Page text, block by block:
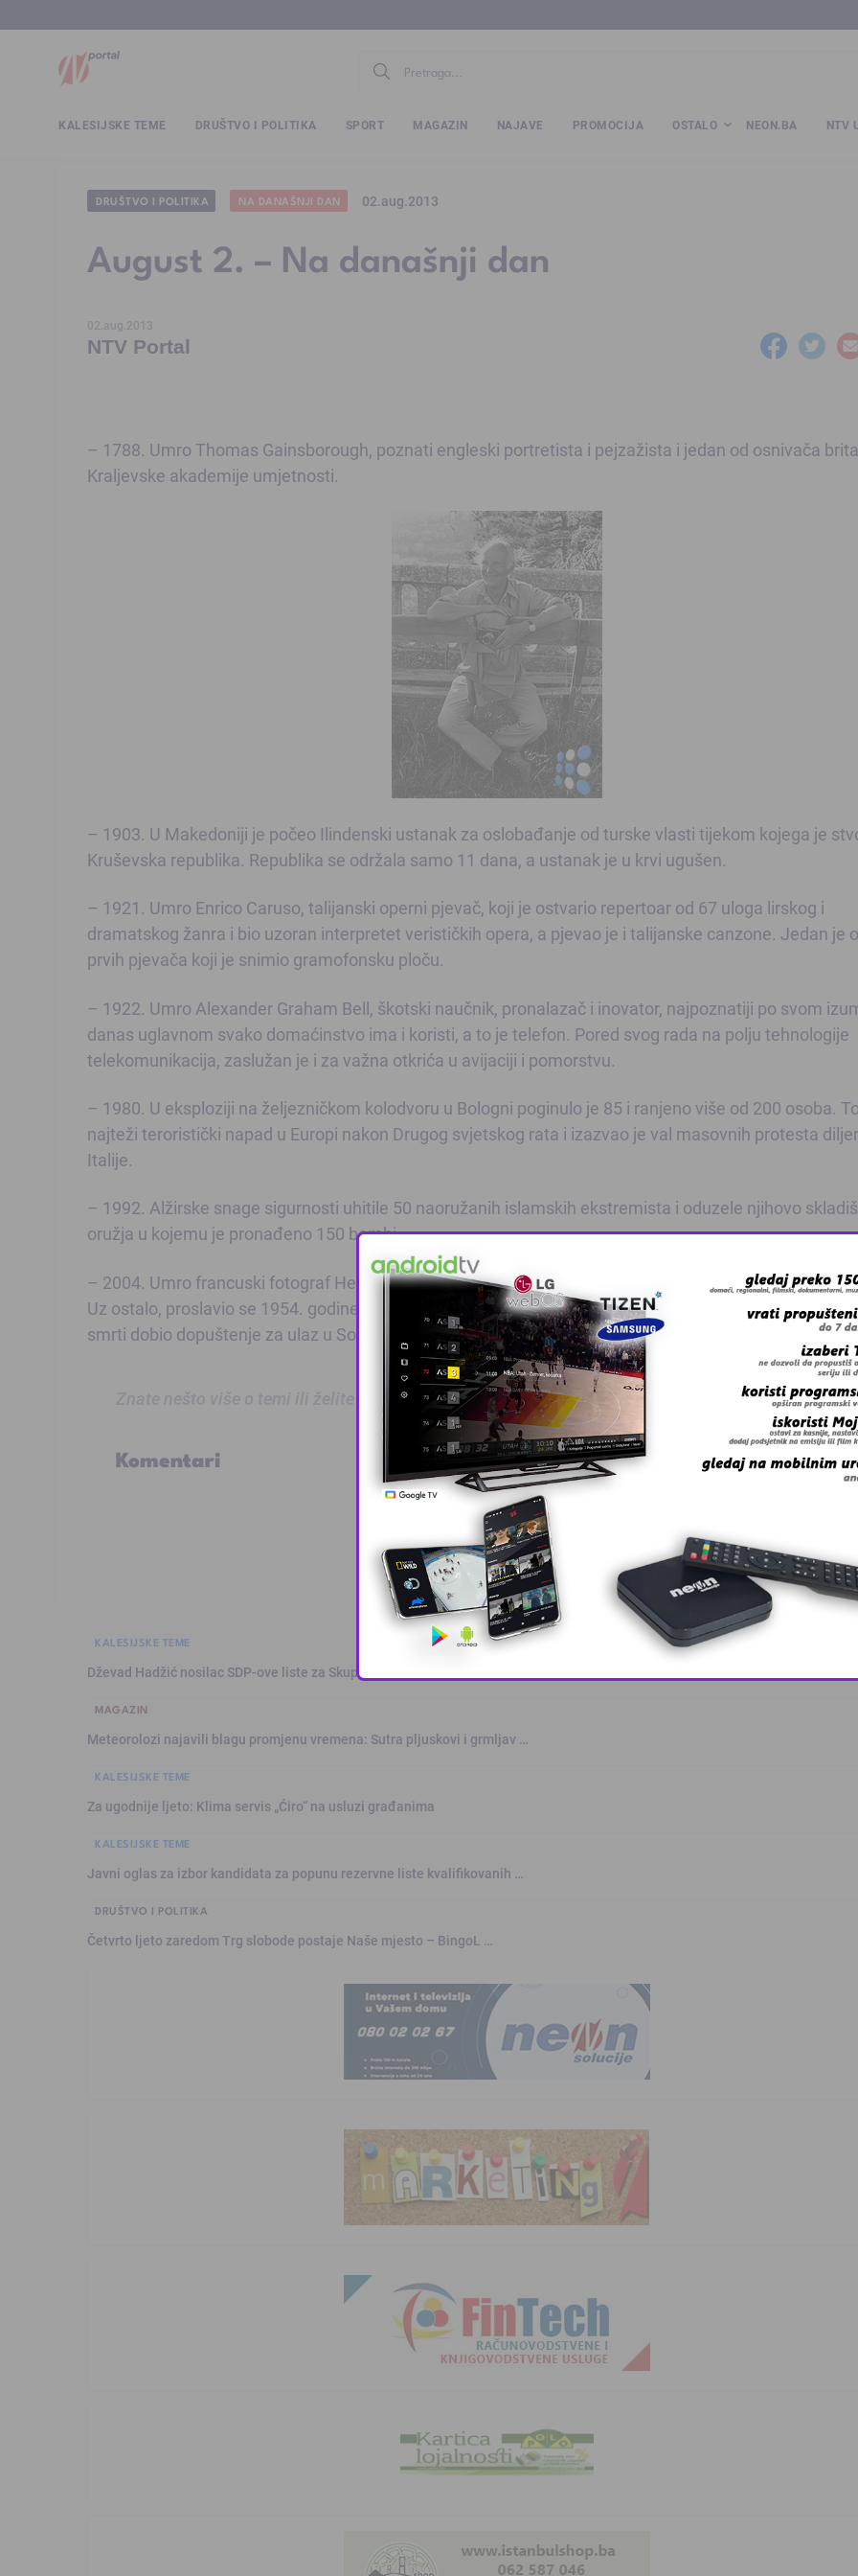
KALESIJSKE TEME DRUŠTVO I POLITIKA SPORT MAGAZIN NAJAVE PROMOCIJA OSTALO NEON.BA NTV
DRUŠTVO I POLITIKA NA DANAŠNJI DAN 02.aug.2013
August 2. – Na današnji dan
02.aug.2013
NTV Portal
– 1788. Umro Thomas Gainsborough, poznati engleski portretista i pejzažista i jedan od osnivača
Kraljevske akademije umjetnosti.
– 1903. U Makedoniji je počeo Ilindenski ustanak za oslobađanje od turske vlasti tijekom kojega je
Kruševska republika. Republika se održala samo 11 dana, a ustanak je u krvi ugušen.
– 1921. Umro Enrico Caruso, talijanski operni pjevač, koji je ostvario repertoar od 67 uloga lirskog i
dramatskog žanra i bio uzoran interpretet verističkih opera, a pjevao je i talijanske canzone. Jedan je
prvih pjevača koji je snimio gramofonsku ploču.
– 1922. Umro Alexander Graham Bell, škotski naučnik, pronalazač i inovator, najpoznatiji po svom
danas uglavnom svako domaćinstvo ima i koristi, a to je telefon. Pored svog rada na polju tehnologije
telekomunikacija, zaslužan je i za važna otkrića u avijaciji i pomorstvu.
– 1980. U eksploziji na željezničkom kolodvoru u Bologni poginulo je 85 i ranjeno više od 200 osoba.
najteži teroristički napad u Europi nakon Drugog svjetskog rata i izazvao je val masovnih protesta
Italije.
– 1992. Alžirske snage sigurnosti uhitile 50 naoružanih islamskih ekstremista i oduzele njihovo
oružja u kojemu je pronađeno 150 bombi.
– 2004. Umro francuski fotograf Henri Cartier-Bresson, jedan od najvećih fotografa dvadesetoga
Uz ostalo, proslavio se 1954. godine, kada je postao prvi zapadni fotograf koji je godinu nakon
smrti dobio dopuštenje za ulaz u Sovjetski Savez.
Znate nešto više o temi ili želite prijaviti grešku u tekstu?
Komentari
KALESIJSKE TEME
Dževad Hadžić nosilac SDP-ove liste za Skupštinu Tuzlanskog kanton …
MAGAZIN
Meteorolozi najavili blagu promjenu vremena: Sutra pljuskovi i grmljav …
KALESIJSKE TEME
Za ugodnije ljeto: Klima servis „Ćiro“ na usluzi građanima
KALESIJSKE TEME
Javni oglas za izbor kandidata za popunu rezervne liste kvalifikovanih …
DRUŠTVO I POLITIKA
Četvrto ljeto zaredom Trg slobode postaje Naše mjesto – BingoL …